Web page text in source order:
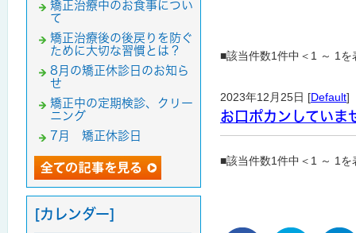
■該当件数1件中＜1 ～ 1を
2023年12月25日 [Default]
お口ポカンしていま
■該当件数1件中＜1 ～ 1を
矯正治療中のお食事につい
て
矯正治療後の後戻りを防ぐ
ために大切な習慣とは？
8月の矯正休診日のお知ら
せ
矯正中の定期検診、クリー
ニング
7月 矯正休診日
[カレンダー]